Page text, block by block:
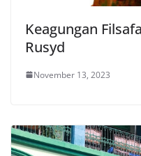
Keagungan
Rusyd
November 13, 2023